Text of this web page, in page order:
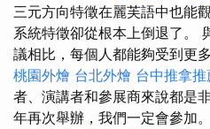
三元方向特徵在麗芙語中也能
系統特徵卻從根本上倒退了。
議相比，每個人都能夠受到更
桃園外燴 台北外燴 台中推拿推
者、演講者和參展商來說都是
年再次舉辦，我們一定會參加。